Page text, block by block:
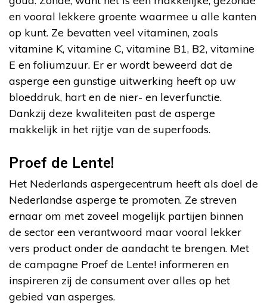
en vooral lekkere groente waarmee u alle kanten
op kunt. Ze bevatten veel vitaminen, zoals
vitamine K, vitamine C, vitamine B1, B2, vitamine
E en foliumzuur. Er er wordt beweerd dat de
asperge een gunstige uitwerking heeft op uw
bloeddruk, hart en de nier- en leverfunctie.
Dankzij deze kwaliteiten past de asperge
makkelijk in het rijtje van de superfoods.
Proef de Lente!
Het Nederlands aspergecentrum heeft als doel de
Nederlandse asperge te promoten. Ze streven
ernaar om met zoveel mogelijk partijen binnen
de sector een verantwoord maar vooral lekker
vers product onder de aandacht te brengen. Met
de campagne Proef de Lente! informeren en
inspireren zij de consument over alles op het
gebied van asperges.